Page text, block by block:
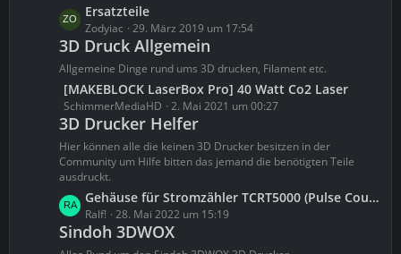
r
ä
g
e
e
B
i
r
ä
g
e
L
e
t
z
e
B
i
t
ä
g
e
Ersatzteile
Zodyiac 29. März 2019 um 17:54
3D Druck Allgemein
Allgemeine Dinge rund ums 3D drucken, Filament etc.
L
e
t
z
t
e
B
e
i
t
[MAKEBLOCK LaserBox Pro] 40 Watt Co2 Laser
SchimmerMediaHD 2. Mai 2021 um 00:27
3D Drucker Helfer
Hier können alle die keinen 3D Drucker besitzen in der
Community um Hilfe bitten das jemand die benötigten Teile
ausdruckt.
L
e
t
Gehäuse für Stromzähler TCRT5000 (Pulse Counter)
Ralf! 28. Mai 2022 um 15:19
Sindoh 3DWOX